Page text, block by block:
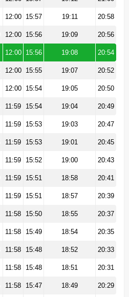
12:00 15:57 19:11 20:58
12:00 15:56 19:09 20:56
12:00 15:56 19:08 20:54
12:00 15:55 19:07 20:52
12:00 15:54 19:05 20:50
11:59 15:54 19:04 20:49
11:59 15:53 19:03 20:47
11:59 15:53 19:01 20:45
11:59 15:52 19:00 20:43
11:59 15:51 18:58 20:41
11:59 15:51 18:57 20:39
11:58 15:50 18:55 20:37
11:58 15:49 18:54 20:35
11:58 15:48 18:52 20:33
11:58 15:48 18:51 20:31
11:58 15:47 18:49 20:29